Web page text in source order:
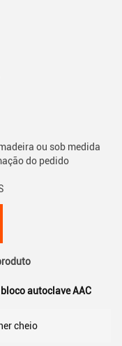
ou sob medida
do pedido
bloco autoclave AAC
cheio